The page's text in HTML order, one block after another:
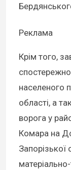
Реклама
Крім того,
населеного
області, а
ворога у
Комара на